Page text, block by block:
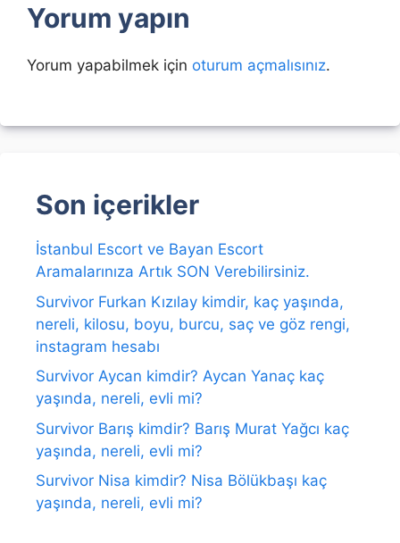
Yorum yapın
Yorum yapabilmek için oturum açmalısınız.
Son içerikler
İstanbul Escort ve Bayan Escort
Aramalarınıza Artık SON Verebilirsiniz.
Survivor Furkan Kızılay kimdir, kaç yaşında,
nereli, kilosu, boyu, burcu, saç ve göz rengi,
instagram hesabı
Survivor Aycan kimdir? Aycan Yanaç kaç
yaşında, nereli, evli mi?
Survivor Barış kimdir? Barış Murat Yağcı kaç
yaşında, nereli, evli mi?
Survivor Nisa kimdir? Nisa Bölükbaşı kaç
yaşında, nereli, evli mi?